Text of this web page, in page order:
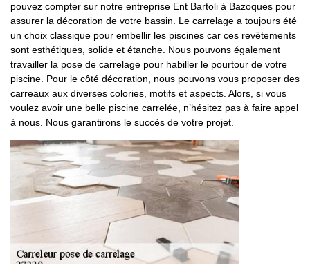
pouvez compter sur notre entreprise Ent Bartoli à Bazoques pour
assurer la décoration de votre bassin. Le carrelage a toujours été
un choix classique pour embellir les piscines car ces revêtements
sont esthétiques, solide et étanche. Nous pouvons également
travailler la pose de carrelage pour habiller le pourtour de votre
piscine. Pour le côté décoration, nous pouvons vous proposer des
carreaux aux diverses colories, motifs et aspects. Alors, si vous
voulez avoir une belle piscine carrelée, n’hésitez pas à faire appel
à nous. Nous garantirons le succès de votre projet.